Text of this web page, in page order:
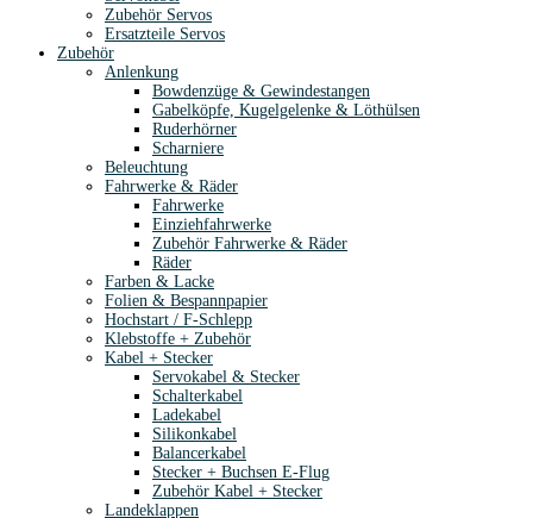
Zubehör Servos
Ersatzteile Servos
Zubehör
Anlenkung
Bowdenzüge & Gewindestangen
Gabelköpfe, Kugelgelenke & Löthülsen
Ruderhörner
Scharniere
Beleuchtung
Fahrwerke & Räder
Fahrwerke
Einziehfahrwerke
Zubehör Fahrwerke & Räder
Räder
Farben & Lacke
Folien & Bespannpapier
Hochstart / F-Schlepp
Klebstoffe + Zubehör
Kabel + Stecker
Servokabel & Stecker
Schalterkabel
Ladekabel
Silikonkabel
Balancerkabel
Stecker + Buchsen E-Flug
Zubehör Kabel + Stecker
Landeklappen